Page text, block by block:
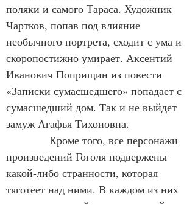
поляки и самого Тараса. Художник
Чартков, попав под влияние
необычного портрета, сходит с ума и
скоропостижно умирает. Аксентий
Иванович Поприщин из повести
«Записки сумасшедшего» попадает с
сумасшедший дом. Так и не выйдет
замуж Агафья Тихоновна.
Кроме того, все персонажи
произведений Гоголя подвержены
какой-либо странности, которая
тяготеет над ними. В каждом из них